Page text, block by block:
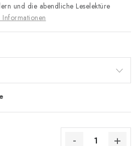
und die abendliche Leselektüre
Informationen